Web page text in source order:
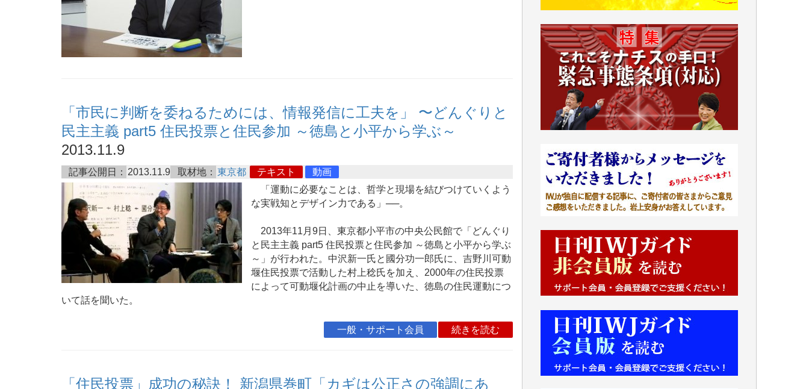
「市民に判断を委ねるためには、情報発信に工夫を」 〜どんぐりと
民主主義 part5 住民投票と住民参加 ～徳島と小平から学ぶ～
2013.11.9
記事公開日： 2013.11.9 取材地： 東京都 テキスト
動画
「運動に必要なことは、哲学と現場を結びつけていくよう
な実戦知とデザイン力である」──。
2013年11月9日、東京都小平市の中央公民館で「どんぐり
と民主主義 part5 住民投票と住民参加 ～徳島と小平から学ぶ
～」が行われた。中沢新一氏と國分功一郎氏に、吉野川可動
堰住民投票で活動した村上稔氏を加え、2000年の住民投票
によって可動堰化計画の中止を導いた、徳島の住民運動につ
いて話を聞いた。
一般・サポート会員 続きを読む
「住民投票」成功の秘訣！ 新潟県巻町「カギは公正さの強調にあ